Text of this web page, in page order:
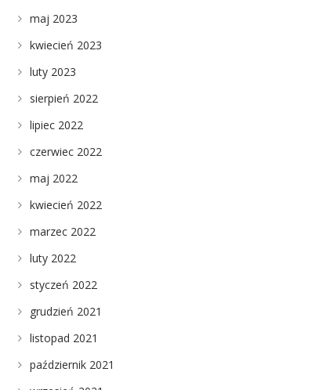
maj 2023
kwiecień 2023
luty 2023
sierpień 2022
lipiec 2022
czerwiec 2022
maj 2022
kwiecień 2022
marzec 2022
luty 2022
styczeń 2022
grudzień 2021
listopad 2021
październik 2021